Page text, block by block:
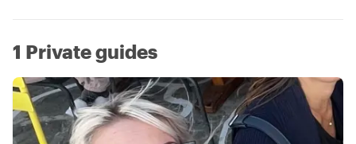
1 Private guides